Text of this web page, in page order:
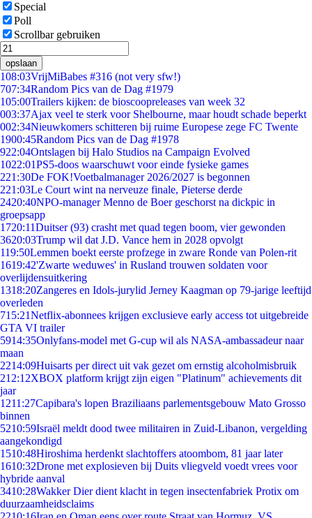
Special
Poll
Scrollbar gebruiken
opslaan
108:03VrijMiBabes #316 (not very sfw!)
707:34Random Pics van de Dag #1979
105:00Trailers kijken: de bioscoopreleases van week 32
003:37Ajax veel te sterk voor Shelbourne, maar houdt schade beperkt
002:34Nieuwkomers schitteren bij ruime Europese zege FC Twente
1900:45Random Pics van de Dag #1978
922:04Ontslagen bij Halo Studios na Campaign Evolved
1022:01PS5-doos waarschuwt voor einde fysieke games
221:30De FOK!Voetbalmanager 2026/2027 is begonnen
221:03Le Court wint na nerveuze finale, Pieterse derde
2420:40NPO-manager Menno de Boer geschorst na dickpic in
groepsapp
1720:11Duitser (93) crasht met quad tegen boom, vier gewonden
3620:03Trump wil dat J.D. Vance hem in 2028 opvolgt
119:50Lemmen boekt eerste profzege in zware Ronde van Polen-rit
1619:42'Zwarte weduwes' in Rusland trouwen soldaten voor
overlijdensuitkering
1318:20Zangeres en Idols-jurylid Jerney Kaagman op 79-jarige leeftijd
overleden
715:21Netflix-abonnees krijgen exclusieve early access tot uitgebreide
GTA VI trailer
5914:35Onlyfans-model met G-cup wil als NASA-ambassadeur naar
maan
2214:09Huisarts per direct uit vak gezet om ernstig alcoholmisbruik
212:12XBOX platform krijgt zijn eigen "Platinum" achievements dit
jaar
1211:27Capibara's lopen Braziliaans parlementsgebouw Mato Grosso
binnen
5210:59Israël meldt dood twee militairen in Zuid-Libanon, vergelding
aangekondigd
1510:48Hiroshima herdenkt slachtoffers atoombom, 81 jaar later
1610:32Drone met explosieven bij Duits vliegveld voedt vrees voor
hybride aanval
3410:28Wakker Dier dient klacht in tegen insectenfabriek Protix om
duurzaamheidsclaims